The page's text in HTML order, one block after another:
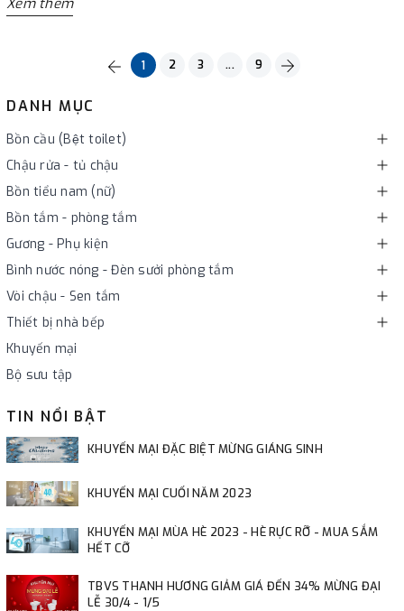
DANH MỤC
Bồn cầu (Bệt toilet)
Chậu rửa - tủ chậu
Bồn tiểu nam (nữ)
Bồn tắm - phòng tắm
Gương - Phụ kiện
Bình nước nóng - Đèn sưởi phòng tắm
Vòi chậu - Sen tắm
Thiết bị nhà bếp
Khuyến mại
Bộ sưu tập
TIN NỔI BẬT
KHUYẾN MẠI ĐẶC BIỆT MỪNG GIÁNG SINH
KHUYẾN MẠI CUỐI NĂM 2023
KHUYẾN MẠI MÙA HÈ 2023 - HÈ RỰC RỠ - MUA SẮM
HẾT CỠ
TBVS THANH HƯƠNG GIẢM GIÁ ĐẾN 34% MỪNG ĐẠI
LỄ 30/4 - 1/5
1 2 3 ... 9